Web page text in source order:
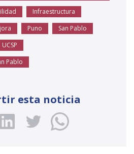
Infraestructura
Puno
San Pablo
UCSP
Pablo
esta noticia